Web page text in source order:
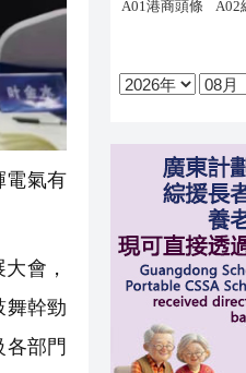
電氣有
會，
舞幹勁
部門